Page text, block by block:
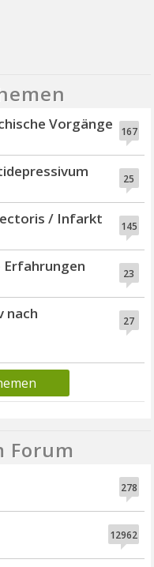
167
Vorgänge
25
145
/ Infarkt
23
Erfahrungen
27
nach
Forum
278
12962